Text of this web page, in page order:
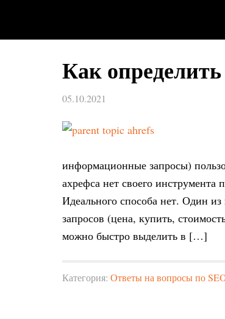
Как
05.10.2021
информационные запросы)
ахрефса нет своего
Идеального способа нет. Один
запросов (цена, купить,
можно быстро выделить в […]
Категория: Ответы на вопросы по